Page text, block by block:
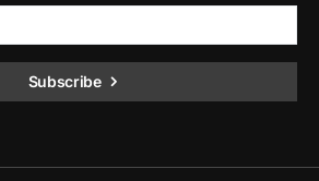
Subscribe